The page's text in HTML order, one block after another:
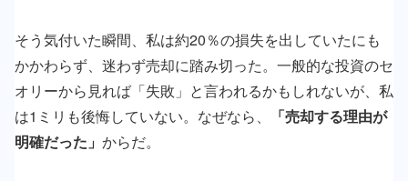
そう気付いた瞬間、私は約20％の損失を出していたにも
かかわらず、迷わず売却に踏み切った。一般的な投資のセ
オリーから見れば「失敗」と言われるかもしれないが、私
は1ミリも後悔していない。なぜなら、
「売却する理由が
明確だった」 からだ。